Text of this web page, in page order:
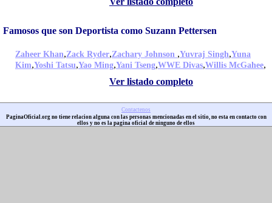
Famosos que son Deportista como Suzann Pettersen
Zaheer Khan,Zack Ryder,Zachary Johnson ,Yuvraj Singh,Yuna
Kim,Yoshi Tatsu,Yao Ming,Yani Tseng,WWE Divas,Willis McGahee,
Ver listado completo
Contactenos
PaginaOficial.org no tiene relacion alguna con las personas mencionadas en el sitio, no esta en contacto con
ellos y no es la pagina oficial de ninguno de ellos